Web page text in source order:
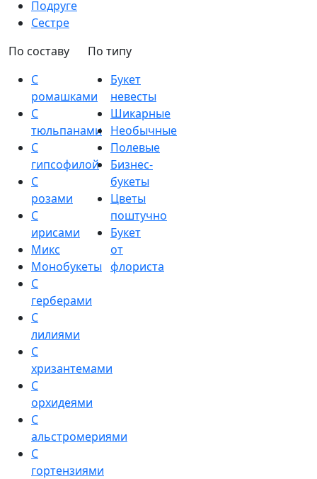
Подруге
Сестре
По составу
С
ромашками
С
тюльпанами
С
гипсофилой
С
розами
С
ирисами
Микс
Монобукеты
С
герберами
С
лилиями
С
хризантемами
С
орхидеями
С
альстромериями
С
гортензиями
По типу
Букет
невесты
Шикарные
Необычные
Полевые
Бизнес-
букеты
Цветы
поштучно
Букет
от
флориста